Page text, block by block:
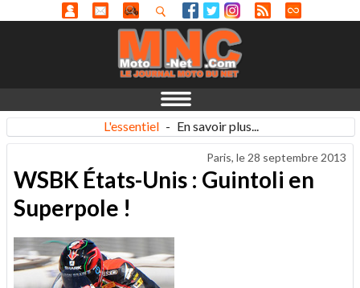
L'essentiel - En savoir plus...
Paris, le 28 septembre 2013
WSBK États-Unis : Guintoli en
Superpole !